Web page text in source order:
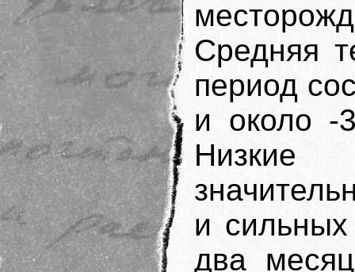
Средняя
период
и около -
Низкие
и
два